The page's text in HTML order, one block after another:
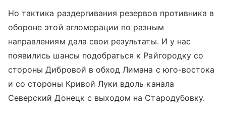
Но тактика раздергивания резервов противника в
обороне этой агломерации по разным
направлениям дала свои результаты. И у нас
появились шансы подобраться к Райгородку со
стороны Дибровой в обход Лимана с юго-востока
и со стороны Кривой Луки вдоль канала
Северский Донецк с выходом на Стародубовку.